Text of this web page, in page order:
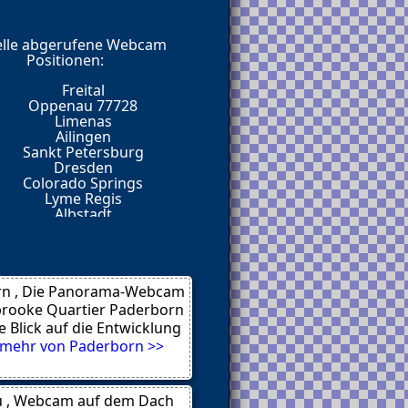
почти 4 года, и при
умолять на внимание от
представьте — там
Такие посты нужны
так живёт?
abgerufene Webcam
Positionen:
Freital
Oppenau 77728
Limenas
Ailingen
Sankt Petersburg
Dresden
Colorado Springs
Lyme Regis
Albstadt
Warnemuende
, Die Panorama-Webcam
Quartier Paderborn
Blick auf die Entwicklung
mehr von Paderborn >>
, Webcam auf dem Dach